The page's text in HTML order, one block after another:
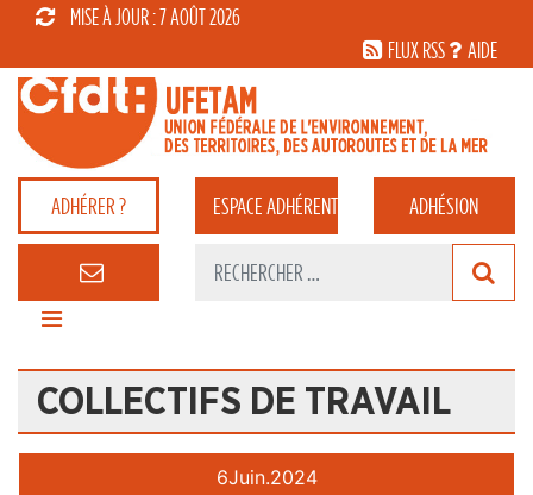
MISE À JOUR : 7 AOÛT 2026
FLUX RSS
AIDE
ADHÉRER ? ESPACEADHÉRENT ADHÉSION
COLLECTIFS DE TRAVAIL
6Juin.2024